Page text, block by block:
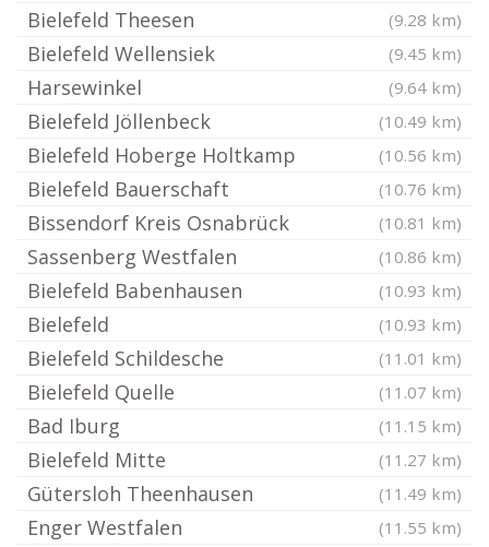
Bielefeld Theesen (9.28 km)
Bielefeld Wellensiek (9.45 km)
Harsewinkel (9.64 km)
Bielefeld Jöllenbeck (10.49 km)
Bielefeld Hoberge Holtkamp (10.56 km)
Bielefeld Bauerschaft (10.76 km)
Bissendorf Kreis Osnabrück (10.81 km)
Sassenberg Westfalen (10.86 km)
Bielefeld Babenhausen (10.93 km)
Bielefeld (10.93 km)
Bielefeld Schildesche (11.01 km)
Bielefeld Quelle (11.07 km)
Bad Iburg (11.15 km)
Bielefeld Mitte (11.27 km)
Gütersloh Theenhausen (11.49 km)
Enger Westfalen (11.55 km)